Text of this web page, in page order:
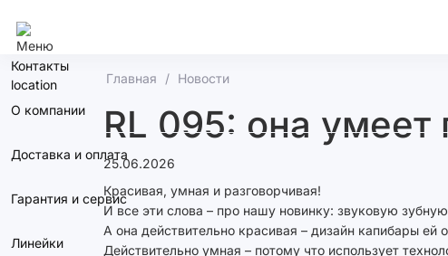
Контакты
О компании
Доставка и оплата
Гарантия и сервис
Линейки
Главная Новости
RL 095: она умеет
25.06.2026
Красивая, умная и разговорчивая!
И все эти слова – про нашу новинку: звуковую
А она действительно красивая – дизайн капибары ей
Действительно умная – потому что использует